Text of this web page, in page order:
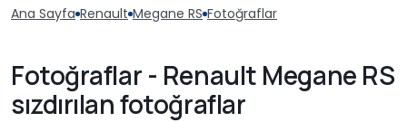
Ana Sayfa Renault Megane RS Fotoğraflar
Fotoğraflar - Renault Megane RS
sızdırılan fotoğraflar